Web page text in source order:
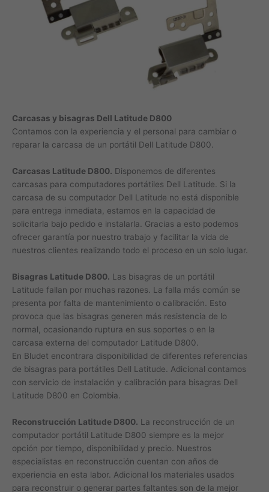
Carcasas y bisagras Dell Latitude D800
Contamos con la experiencia y el personal para cambiar o
reparar la carcasa de un portátil Dell Latitude D800.
Carcasas Latitude D800. Disponemos de diferentes
carcasas para computadores portátiles Dell Latitude. Si la
carcasa de su computador Dell Latitude no está disponible
para entrega inmediata, estamos en la capacidad de
solicitarla bajo pedido e instalarla. Gracias a esto podemos
ofrecer garantía por nuestro trabajo y facilitar la vida de
nuestros clientes realizando todo el proceso en un solo lugar.
Bisagras Latitude D800. Las bisagras de un portátil
Latitude fallan por muchas razones. La falla más común se
presenta por falta de mantenimiento o calibración. Esto
provoca que las bisagras generen más resistencia de lo
normal, ocasionando ruptura en sus soportes o en la
carcasa externa del computador Latitude D800.
En Bludet encontrara disponibilidad de diferentes referencias
de bisagras para portátiles Dell Latitude. Adicional contamos
con servicio de instalación y calibración para bisagras Dell
Latitude D800 en Colombia.
Reconstrucción Latitude D800. La reconstrucción de un
computador portátil Latitude D800 siempre es la mejor
opción por tiempo, disponibilidad y precio. Nuestros
especialistas en reconstrucción cuentan con años de
experiencia en esta labor. Adicional los materiales usados
para reconstruir o generar partes faltantes son de la mejor